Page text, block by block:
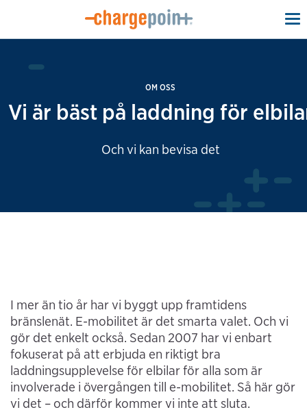
OM OSS
Vi är bäst på laddning för
Och vi kan bevisa det
I mer än tio år har vi byggt upp framtidens
bränslenät. E-mobilitet är det smarta valet. Och vi
gör det enkelt också. Sedan 2007 har vi enbart
fokuserat på att erbjuda en riktigt bra
laddningsupplevelse för elbilar för alla som är
involverade i övergången till e-mobilitet. Så här gör
vi det – och därför kommer vi inte att sluta.